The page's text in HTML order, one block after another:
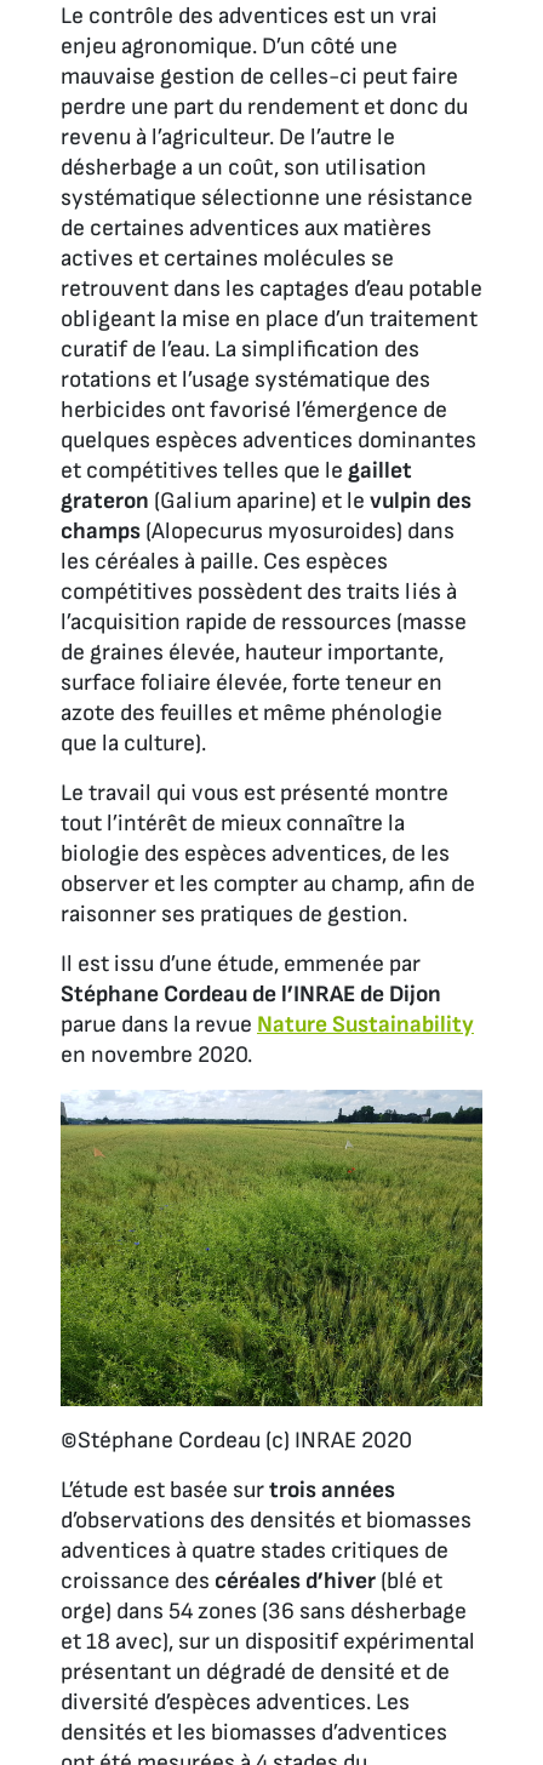
Le contrôle des adventices est un vrai
enjeu agronomique. D’un côté une
mauvaise gestion de celles-ci peut faire
perdre une part du rendement et donc du
revenu à l’agriculteur. De l’autre le
désherbage a un coût, son utilisation
systématique sélectionne une résistance
de certaines adventices aux matières
actives et certaines molécules se
retrouvent dans les captages d’eau potable
obligeant la mise en place d’un traitement
curatif de l’eau. La simplification des
rotations et l’usage systématique des
herbicides ont favorisé l’émergence de
quelques espèces adventices dominantes
et compétitives telles que le gaillet
grateron (Galium aparine) et le vulpin des
champs (Alopecurus myosuroides) dans
les céréales à paille. Ces espèces
compétitives possèdent des traits liés à
l’acquisition rapide de ressources (masse
de graines élevée, hauteur importante,
surface foliaire élevée, forte teneur en
azote des feuilles et même phénologie
que la culture).
Le travail qui vous est présenté montre
tout l’intérêt de mieux connaître la
biologie des espèces adventices, de les
observer et les compter au champ, afin de
raisonner ses pratiques de gestion.
Il est issu d’une étude, emmenée par
Stéphane Cordeau de l’INRAE de Dijon
parue dans la revue Nature Sustainability
en novembre 2020.
©Stéphane Cordeau (c) INRAE 2020
L’étude est basée surtrois années
d’observations des densités et biomasses
adventices à quatre stades critiques de
croissance des céréales d’hiver (blé et
orge) dans 54 zones (36 sans désherbage
et 18 avec), sur un dispositif expérimental
présentant un dégradé de densité et de
diversité d’espèces adventices. Les
densités et les biomasses d’adventices